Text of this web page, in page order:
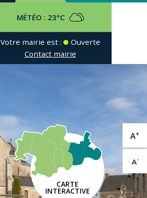
MÉTÉO : 23°C
Votre mairie est :
Ouverte
Contact mairie
A+
A-
CARTE
INTERACTIVE